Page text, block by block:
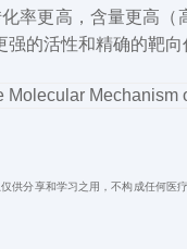
化率更高，含量更高
的活性和精确的靶
供分享和学习之用，不构成任何医